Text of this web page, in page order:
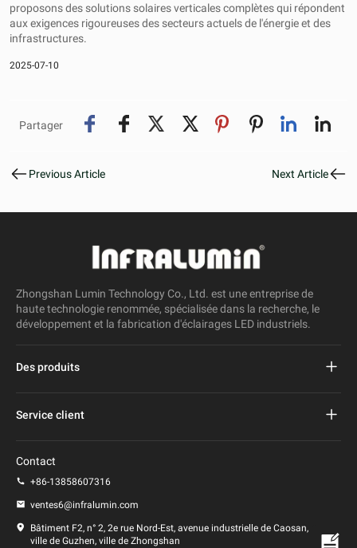
proposons des solutions solaires verticales complètes qui répondent
aux exigences rigoureuses des secteurs actuels de l'énergie et des
infrastructures.
2025-07-10
Partager
Previous Article Next Article
Zhongshan Lumin Technology Co., Ltd. est une entreprise de
haute technologie renommée, spécialisée dans la recherche, le
développement et la fabrication d'éclairages LED industriels.
Des produits
Lumière de poteau menée
Service client
politique de confidentialité
Contact
+86-13858607316
ventes6@infralumin.com
Bâtiment F2, n° 2, 2e rue Nord-Est, avenue industrielle de Caosan,
ville de Guzhen, ville de Zhongshan